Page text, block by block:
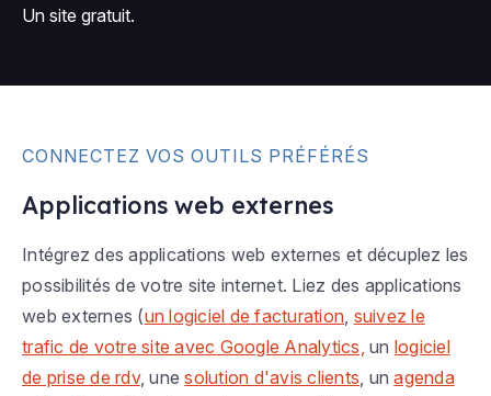
Un site gratuit.
CONNECTEZ VOS OUTILS PRÉFÉRÉS
Applications web externes
Intégrez des applications web externes et décuplez les
possibilités de votre site internet. Liez des applications
web externes (un logiciel de facturation, suivez le
trafic de votre site avec Google Analytics, un logiciel
de prise de rdv, unesolution d'avis clients, unagenda